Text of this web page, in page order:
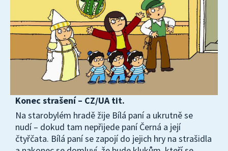
Konec strašení – CZ/UA tit.
Na starobylém hradě žije Bílá paní a ukrutně se
nudí – dokud tam nepřijede paní Černá a její
čtyřčata. Bílá paní se zapojí do jejich hry na strašidla